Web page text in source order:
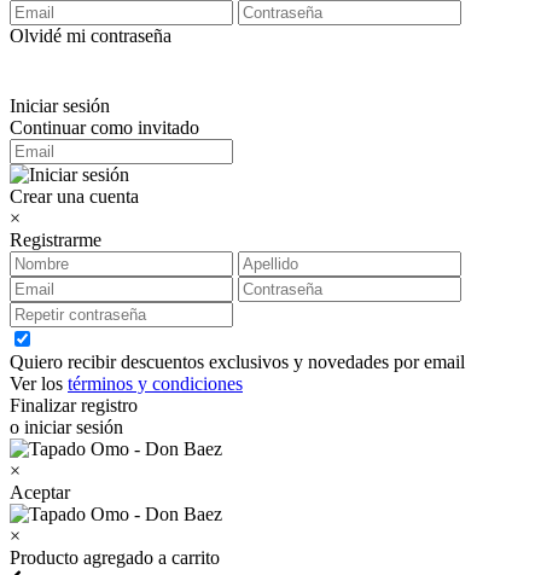
Olvidé mi contraseña
Iniciar sesión
Continuar como invitado
Crear una cuenta
×
Registrarme
Quiero recibir descuentos exclusivos y novedades por email
Ver los términos y condiciones
Finalizar registro
o iniciar sesión
×
Aceptar
×
Producto agregado a carrito